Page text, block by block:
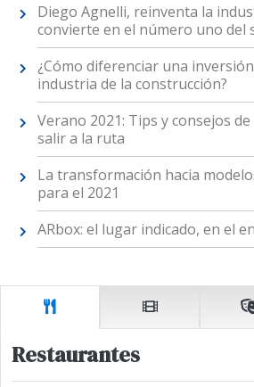
Diego Agnelli, reinventa la
convierte en el número uno del
¿Cómo diferenciar una
industria de la construcción?
Verano 2021: Tips y consejos
salir a la ruta
La transformación hacia
para el 2021
ARbox: el lugar indicado, en el
Restaurantes